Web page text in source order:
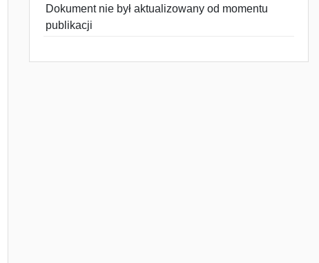
Dokument nie był aktualizowany od momentu
publikacji